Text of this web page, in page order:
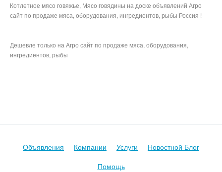
Котлетное мясо говяжье, Мясо говядины на доске объявлений Агро
сайт по продаже мяса, оборудования, ингредиентов, рыбы Россия !
Дешевле только на Агро сайт по продаже мяса, оборудования,
ингредиентов, рыбы
Объявления Компании Услуги
Новостной Блог
Помощь